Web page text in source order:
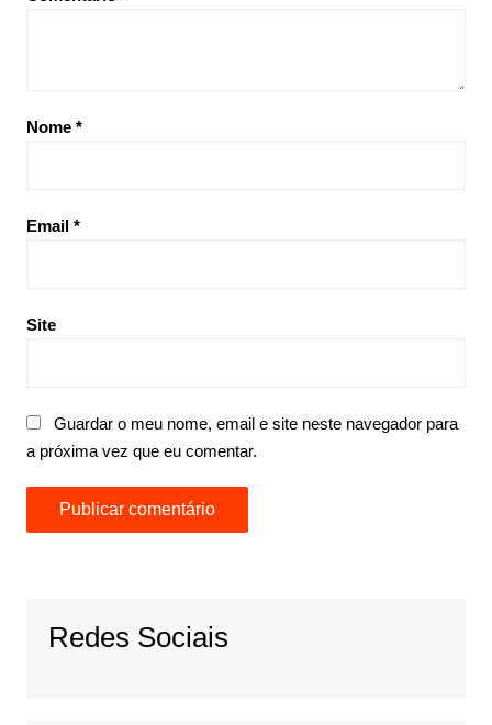
Nome *
Email *
Site
Guardar o meu nome, email e site neste navegador para
a próxima vez que eu comentar.
Redes Sociais